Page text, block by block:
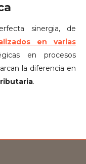
sinergia, de
en varias
en procesos
la diferencia en
.